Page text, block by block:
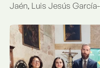
Jaén, Luis Jesús